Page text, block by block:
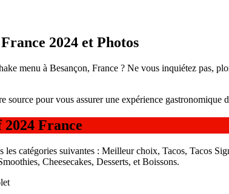
2024 et Photos
menu à Besançon, France ? Ne vous inquiétez pas,
source pour vous assurer une expérience gastronomique
2024 France
les catégories suivantes : Meilleur choix, Tacos, Tacos
Cheesecakes, Desserts, et Boissons.